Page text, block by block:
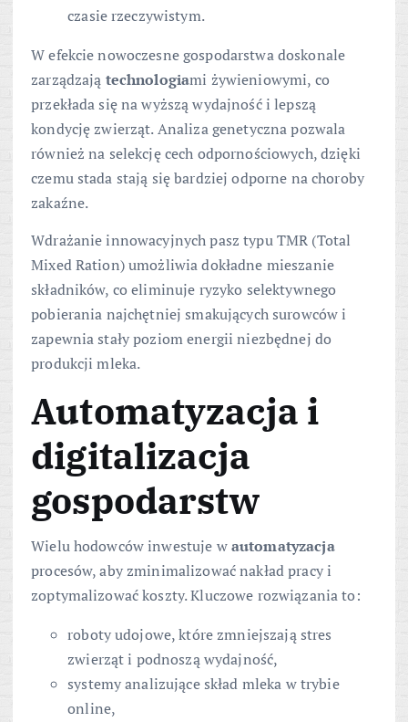
czasie rzeczywistym.
W efekcie nowoczesne gospodarstwa doskonale
zarządzają technologiami żywieniowymi, co
przekłada się na wyższą wydajność i lepszą
kondycję zwierząt. Analiza genetyczna pozwala
również na selekcję cech odpornościowych, dzięki
czemu stada stają się bardziej odporne na choroby
zakaźne.
Wdrażanie innowacyjnych pasz typu TMR (Total
Mixed Ration) umożliwia dokładne mieszanie
składników, co eliminuje ryzyko selektywnego
pobierania najchętniej smakujących surowców i
zapewnia stały poziom energii niezbędnej do
produkcji mleka.
Automatyzacja i
digitalizacja
gospodarstw
Wielu hodowców inwestuje wautomatyzacja
procesów, aby zminimalizować nakład pracy i
zoptymalizować koszty. Kluczowe rozwiązania to:
roboty udojowe, które zmniejszają stres
zwierząt i podnoszą wydajność,
systemy analizujące skład mleka w trybie
online,